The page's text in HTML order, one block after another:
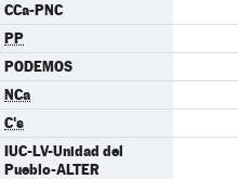
CCa-PNC
PP
PODEMOS
NCa
C's
IUC-LV-Unidad del
Pueblo-ALTER